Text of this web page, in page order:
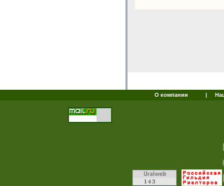
О компании |